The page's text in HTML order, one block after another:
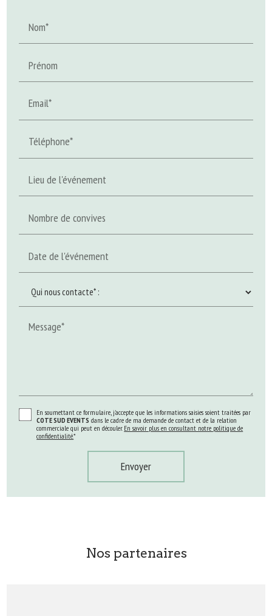
Nom*
Prénom
Email*
Téléphone*
Lieu de l'événement
Nombre de convives
Date de l'événement
Message*
En soumettant ce formulaire, j'accepte que les informations saisies soient traitées par
COTE SUD EVENTS dans le cadre de ma demande de contact et de la relation
commerciale qui peut en découler. En savoir plus en consultant notre politique de
confidentialité.*
Nos partenaires